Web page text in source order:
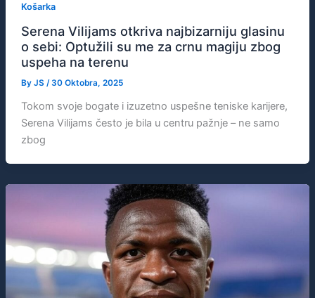
Košarka
Serena Vilijams otkriva najbizarniju glasinu
o sebi: Optužili su me za crnu magiju zbog
uspeha na terenu
By JS /30 Oktobra, 2025
Tokom svoje bogate i izuzetno uspešne teniske karijere,
Serena Vilijams često je bila u centru pažnje – ne samo
zbog